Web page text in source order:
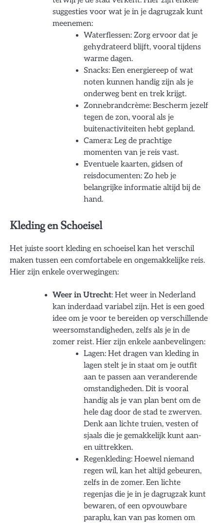
suggesties voor wat je in je dagrugzak kunt
meenemen:
Waterflessen: Zorg ervoor dat je
gehydrateerd blijft, vooral tijdens
warme dagen.
Snacks: Een energiereep of wat
noten kunnen handig zijn als je
onderweg bent en trek krijgt.
Zonnebrandcrème: Bescherm jezelf
tegen de zon, vooral als je
buitenactiviteiten hebt gepland.
Camera: Leg de prachtige
momenten van je reis vast.
Eventuele kaarten, gidsen of
reisdocumenten: Zo heb je
belangrijke informatie altijd bij de
hand.
Kleding en Schoeisel
Het juiste soort kleding en schoeisel kan het verschil
maken tussen een comfortabele en ongemakkelijke reis.
Hier zijn enkele overwegingen:
Weer in Utrecht: Het weer in Nederland
kan inderdaad variabel zijn. Het is een goed
idee om je voor te bereiden op verschillende
weersomstandigheden, zelfs als je in de
zomer reist. Hier zijn enkele aanbevelingen:
Lagen: Het dragen van kleding in
lagen stelt je in staat om je outfit
aan te passen aan veranderende
omstandigheden. Dit is vooral
handig als je van plan bent om de
hele dag door de stad te zwerven.
Denk aan lichte truien, vesten of
sjaals die je gemakkelijk kunt aan-
en uittrekken.
Regenkleding: Hoewel niemand
regen wil, kan het altijd gebeuren,
zelfs in de zomer. Een lichte
regenjas die je in je dagrugzak kunt
bewaren, of een opvouwbare
paraplu, kan van pas komen om